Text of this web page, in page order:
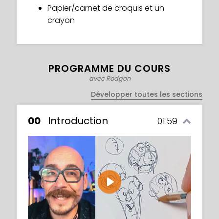
Papier/carnet de croquis et un
crayon
PROGRAMME DU COURS
avec Rodgon
Développer toutes les sections
00 Introduction 01:59
Play